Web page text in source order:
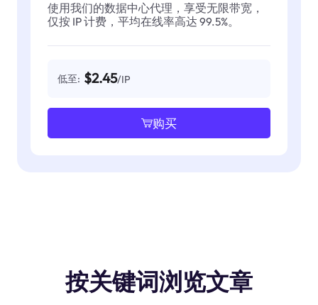
使用我们的数据中心代理，享受无限带宽，
仅按 IP 计费，平均在线率高达 99.5%。
低至: $2.45/IP
购买
按关键词浏览文章